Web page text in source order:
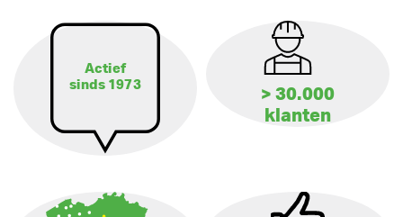
Actief
sinds 1973
> 30.000
klanten